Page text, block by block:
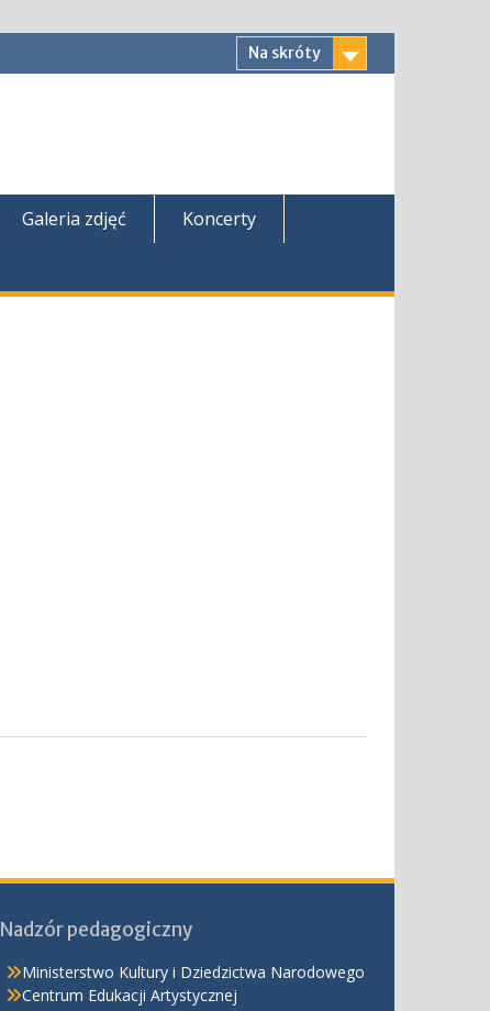
Na skróty
Galeria zdjęć
Koncerty
Nadzór pedagogiczny
Ministerstwo Kultury i Dziedzictwa Narodowego
Centrum Edukacji Artystycznej